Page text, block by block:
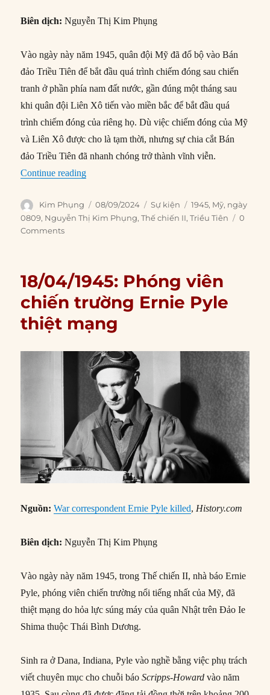
Biên dịch: Nguyễn Thị Kim Phụng
Vào ngày này năm 1945, quân đội Mỹ đã đổ bộ vào Bán
đảo Triều Tiên để bắt đầu quá trình chiếm đóng sau chiến
tranh ở phần phía nam đất nước, gần đúng một tháng sau
khi quân đội Liên Xô tiến vào miền bắc để bắt đầu quá
trình chiếm đóng của riêng họ. Dù việc chiếm đóng của Mỹ
và Liên Xô được cho là tạm thời, nhưng sự chia cắt Bán
đảo Triều Tiên đã nhanh chóng trở thành vĩnh viễn.
Continue reading“08/09/1945: Quân đội Mỹ đổ bộ chiếm đóng
Author
Kim Phụng
Posted
on
08/09/2024 Categories
Sự kiện Tags
1945, Mỹ, ngày
0809, Nguyễn Thị Kim Phụng,Thế chiến II,Triều Tiên
0
Comments
18/04/1945: Phóng viên
chiến trường Ernie Pyle
thiệt mạng
Nguồn:War correspondent Ernie Pyle killed, History.com
Biên dịch:Nguyễn Thị Kim Phụng
Vào ngày này năm 1945, trong Thế chiến II, nhà báo Ernie
Pyle, phóng viên chiến trường nổi tiếng nhất của Mỹ, đã
thiệt mạng do hỏa lực súng máy của quân Nhật trên Đảo Ie
Shima thuộc Thái Bình Dương.
Sinh ra ở Dana, Indiana, Pyle vào nghề bằng việc phụ trách
viết chuyên mục cho chuỗi báoScripps-Howard vào năm